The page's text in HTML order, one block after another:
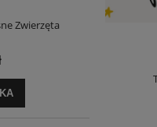
Zwierzęta